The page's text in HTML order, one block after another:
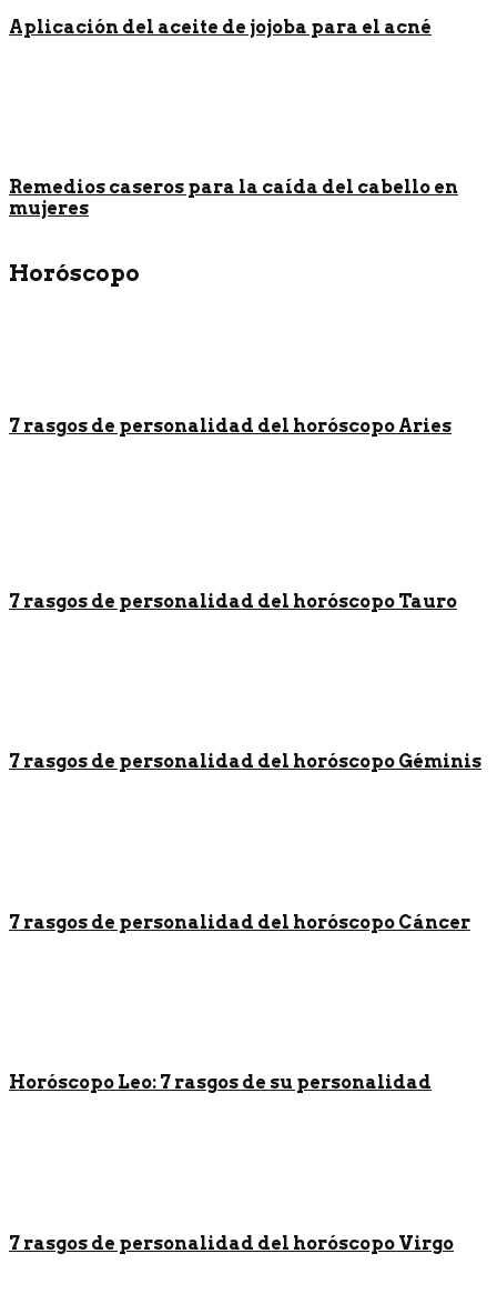
Aplicación del aceite de jojoba para el acné
Remedios caseros para la caída del cabello en
mujeres
Horóscopo
7 rasgos de personalidad del horóscopo Aries
7 rasgos de personalidad del horóscopo Tauro
7 rasgos de personalidad del horóscopo Géminis
7 rasgos de personalidad del horóscopo Cáncer
Horóscopo Leo: 7 rasgos de su personalidad
7 rasgos de personalidad del horóscopo Virgo